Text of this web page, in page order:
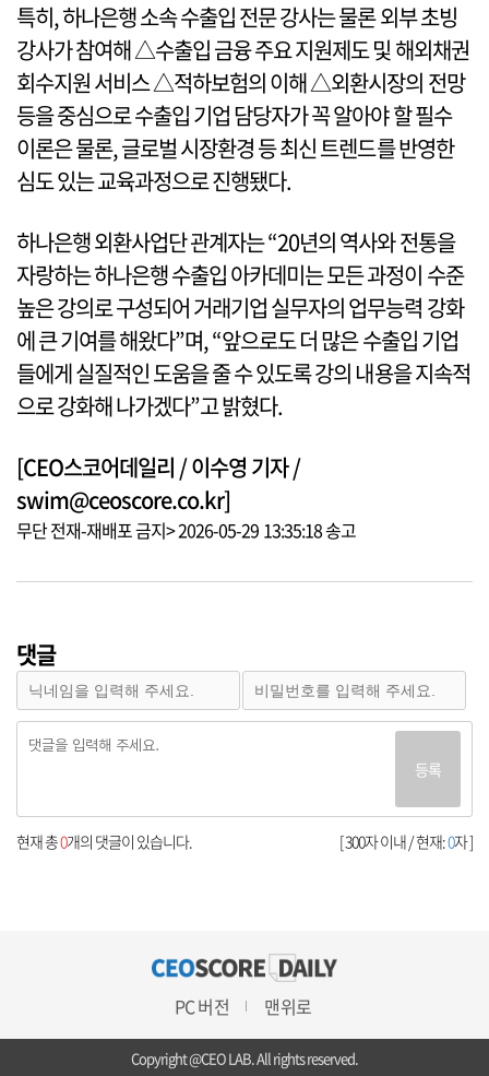
특히, 하나은행 소속 수출입 전문 강사는 물론 외부 초빙
강사가 참여해 △수출입 금융 주요 지원제도 및 해외채권
회수지원 서비스 △적하보험의 이해 △외환시장의 전망
등을 중심으로 수출입 기업 담당자가 꼭 알아야 할 필수
이론은 물론, 글로벌 시장환경 등 최신 트렌드를 반영한
심도 있는 교육과정으로 진행됐다.
하나은행 외환사업단 관계자는 “20년의 역사와 전통을
자랑하는 하나은행 수출입 아카데미는 모든 과정이 수준
높은 강의로 구성되어 거래기업 실무자의 업무능력 강화
에 큰 기여를 해왔다”며, “앞으로도 더 많은 수출입 기업
들에게 실질적인 도움을 줄 수 있도록 강의 내용을 지속적
으로 강화해 나가겠다”고 밝혔다.
[CEO스코어데일리 / 이수영 기자 /
swim@ceoscore.co.kr]
무단 전재-재배포 금지> 2026-05-29 13:35:18 송고
댓글
등록
[ 300자 이내 / 현재:0자 ]
현재 총0개의 댓글이 있습니다.
PC 버전 맨위로
Copyright @CEO LAB. All rights reserved.